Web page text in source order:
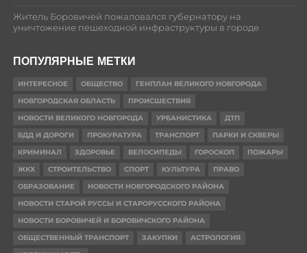
Житель Боровичей пожаловался губернатору на
уничтожение пешеходной инфраструктуры в городе
ПОПУЛЯРНЫЕ МЕТКИ
ИНТЕРЕСНОЕ ОБЩЕСТВО
ГЕНПЛАН ВЕЛИКОГО НОВГОРОДА
НОВГОРОДСКАЯ ОБЛАСТЬ
ПРОИСШЕСТВИЯ
НОВОСТИ ВЕЛИКОГО НОВГОРОДА
УРБАНИСТИКА
ДТП
БДД И ДОРОГИ
ПРОКУРАТУРА ТРАНСПОРТ
ПАРКИ И СКВЕРЫ
КРИМИНАЛ
ЗДОРОВЬЕ ВЕЛОСИПЕДЫ ГОРОСКОП
ПОЖАРЫ
ЖКХ
СТРОИТЕЛЬСТВО СПОРТ КУЛЬТУРА
ПРАВО
ОБРАЗОВАНИЕ
НОВОСТИ НОВГОРОДСКОГО РАЙОНА
НОВОСТИ СТАРОЙ РУССЫ И СТАРОРУССКОГО РАЙОНА
НОВОСТИ БОРОВИЧЕЙ И БОРОВИЧСКОГО РАЙОНА
ОБЩЕСТВЕННЫЙ ТРАНСПОРТ
ЗАКУПКИ
АСТРОЛОГИЯ